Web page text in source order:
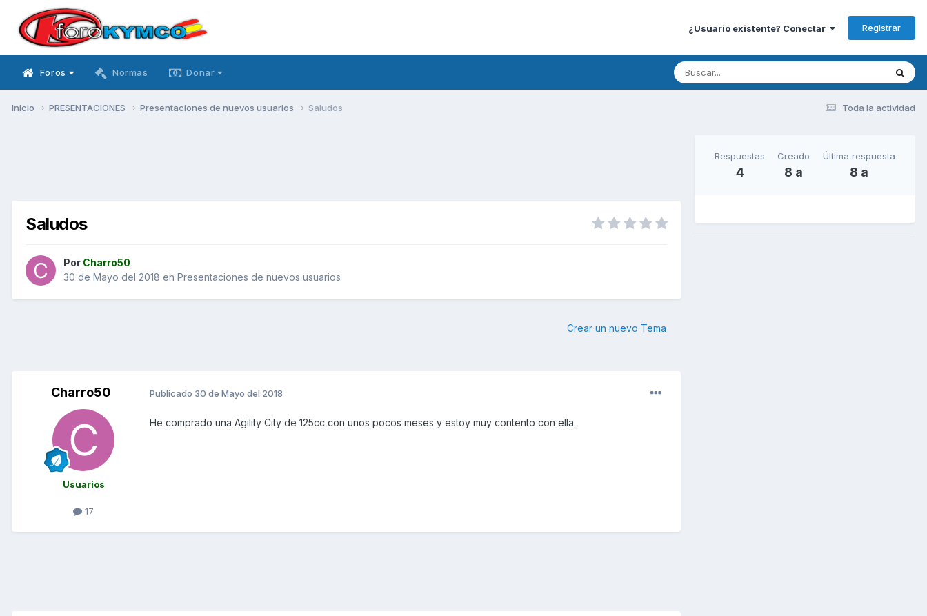
¿Usuario existente? Conectar Registrar
Foros Normas Donar
Toda la actividad
Inicio PRESENTACIONES Presentaciones de nuevos usuarios Saludos
Saludos
Por Charro50
30 de Mayo del 2018 en Presentaciones de nuevos usuarios
Crear un nuevo Tema
Charro50
Usuarios
17
Publicado 30 de Mayo del 2018
He comprado una Agility City de 125cc con unos pocos meses y estoy muy contento con ella.
Respuestas
4
Creado
8 a
Última respuesta
8 a